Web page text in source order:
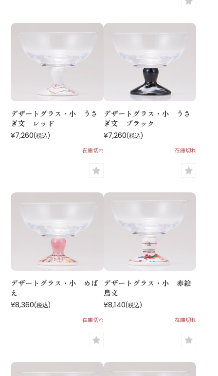
デザートグラス・小 うさ
ぎ文 レッド
¥7,260(税込)
在庫切れ
デザートグラス・小 うさ
ぎ文 ブラック
¥7,260(税込)
在庫切れ
デザートグラス・小 めば
え
¥8,360(税込)
在庫切れ
デザートグラス・小 赤絵
鳥文
¥8,140(税込)
在庫切れ